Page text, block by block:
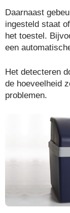
Daarnaast
ingesteld staat
het toestel.
een
Het detecteren
de hoeveelheid
problemen.